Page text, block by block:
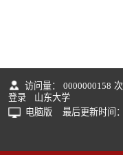
访问量： 0000000158 次
登录
山东大学
电脑版
最后更新时间：